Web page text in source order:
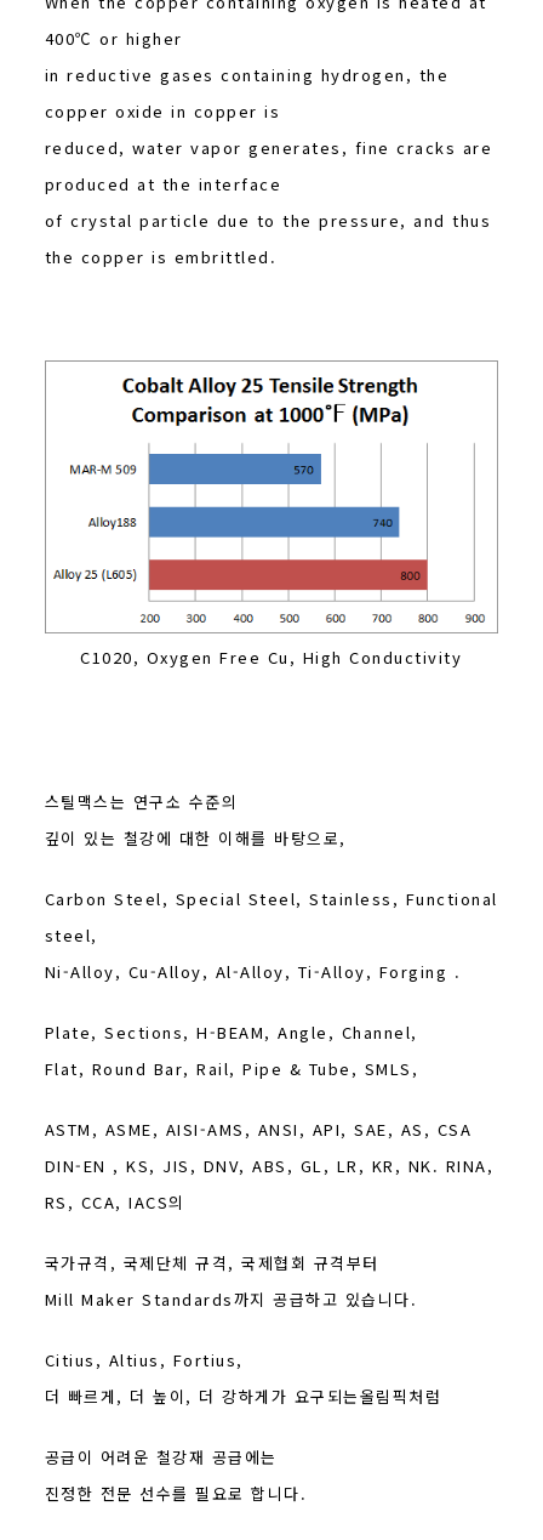
400℃ or higher
in reductive gases containing hydrogen, the
copper oxide in copper is
reduced, water vapor generates, fine cracks are
produced at the interface
of crystal particle due to the pressure, and thus
the copper is embrittled.
C1020, Oxygen Free Cu, High Conductivity
스틸맥스는 연구소 수준의
깊이 있는 철강에 대한 이해를 바탕으로,
Carbon Steel, Special Steel, Stainless, Functional
steel,
Ni-Alloy, Cu-Alloy, Al-Alloy, Ti-Alloy, Forging .
Plate, Sections, H-BEAM, Angle, Channel,
Flat, Round Bar, Rail, Pipe & Tube, SMLS,
ASTM, ASME, AISI-AMS, ANSI, API, SAE, AS, CSA
DIN-EN , KS, JIS, DNV, ABS, GL, LR, KR, NK. RINA,
RS, CCA, IACS의
국가규격, 국제단체 규격, 국제협회 규격부터
Mill Maker Standards까지 공급하고 있습니다.
Citius, Altius, Fortius,
더 빠르게, 더 높이, 더 강하게가 요구되는올림픽처럼
공급이 어려운 철강재 공급에는
진정한 전문 선수를 필요로 합니다.